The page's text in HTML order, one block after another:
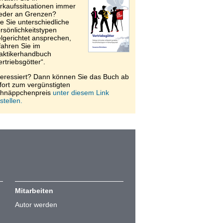
immer
an Grenzen?
Sie unterschiedliche
ansprechen,
Sie im
Dann können Sie das Buch ab
zum vergünstigten
unter diesem Link
Mitarbeiten
Autor werden